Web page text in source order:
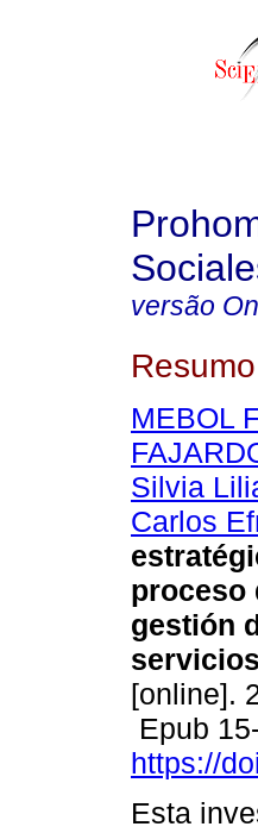
versão
Resumo
MEBOL
Silvia
Carlos
proceso
gestión
[online].
Epub
https://
Esta